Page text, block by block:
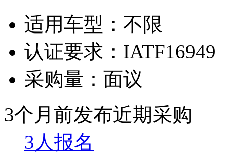
适用车型： 不限
认证要求： IATF16949
采购量： 面议
3个月前发布近期采购
3人报名